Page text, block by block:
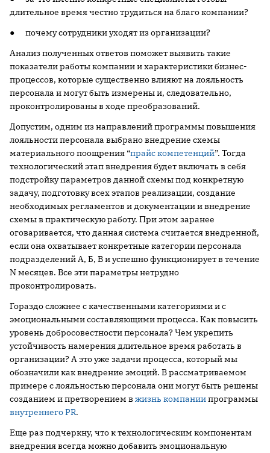
длительное время честно трудиться на благо компании?
● почему сотрудники уходят из организации?
Анализ полученных ответов поможет выявить такие
показатели работы компании и характеристики бизнес-
процессов, которые существенно влияют на лояльность
персонала и могут быть измерены и, следовательно,
проконтролированы в ходе преобразований.
Допустим, одним из направлений программы повышения
лояльности персонала выбрано внедрение схемы
материального поощрения “прайс компетенций”. Тогда
технологический этап внедрения будет включать в себя
подстройку параметров данной схемы под конкретную
задачу, подготовку всех этапов реализации, создание
необходимых регламентов и документации и внедрение
схемы в практическую работу. При этом заранее
оговаривается, что данная система считается внедренной,
если она охватывает конкретные категории персонала
подразделений А, Б, В и успешно функционирует в течение
N месяцев. Все эти параметры нетрудно
проконтролировать.
Гораздо сложнее с качественными категориями и с
эмоциональными составляющими процесса. Как повысить
уровень добросовестности персонала? Чем укрепить
устойчивость намерения длительное время работать в
организации? А это уже задачи процесса, который мы
обозначили как внедрение эмоций. В рассматриваемом
примере с лояльностью персонала они могут быть решены
созданием и претворением в жизнь компаниипрограммы
внутреннего PR.
Еще раз подчеркну, что к технологическим компонентам
внедрения всегда можно добавить эмоциональную